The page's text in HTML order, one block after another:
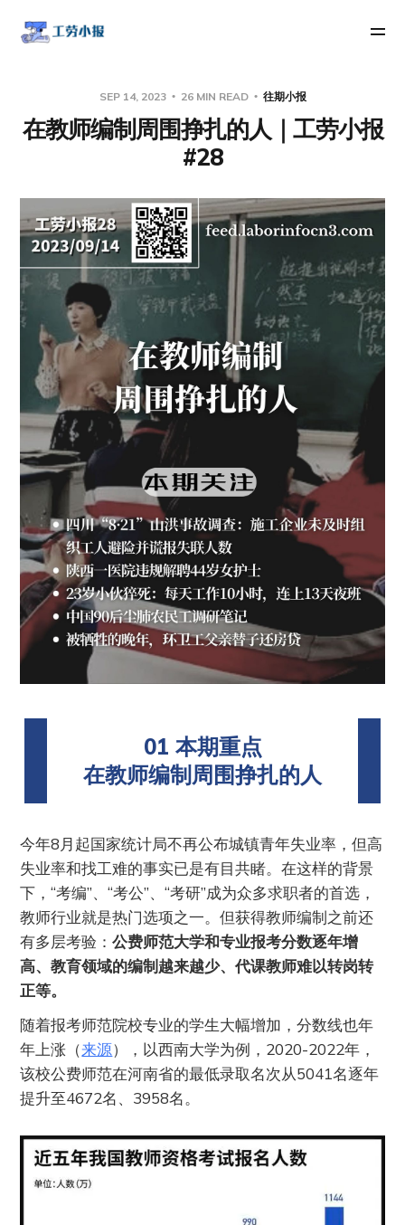
SEP 14, 2023 26 MIN READ 往期小报
在教师编制周围挣扎的人｜工劳小报
#28
01 本期重点
在教师编制周围挣扎的人
今年8月起国家统计局不再公布城镇青年失业率，但高
失业率和找工难的事实已是有目共睹。在这样的背景
下，“考编”、“考公”、“考研”成为众多求职者的首选，
教师行业就是热门选项之一。但获得教师编制之前还
有多层考验：公费师范大学和专业报考分数逐年增
高、教育领域的编制越来越少、代课教师难以转岗转
正等。
随着报考师范院校专业的学生大幅增加，分数线也年
年上涨（来源），以西南大学为例，2020-2022年，
该校公费师范在河南省的最低录取名次从5041名逐年
提升至4672名、3958名。